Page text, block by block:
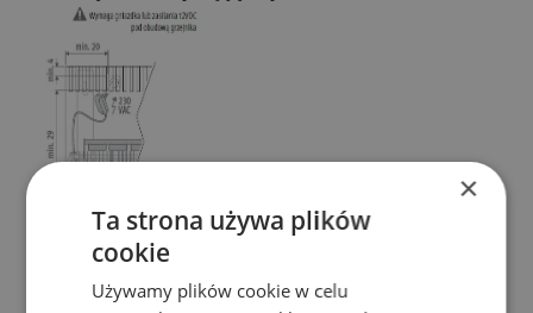
×
Ta strona używa plików
cookie
Używamy plików cookie w celu